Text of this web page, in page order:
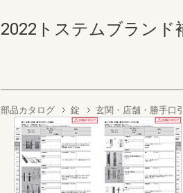
2022トステムブランド
部品カタログ 錠 玄関・店舗・勝手口